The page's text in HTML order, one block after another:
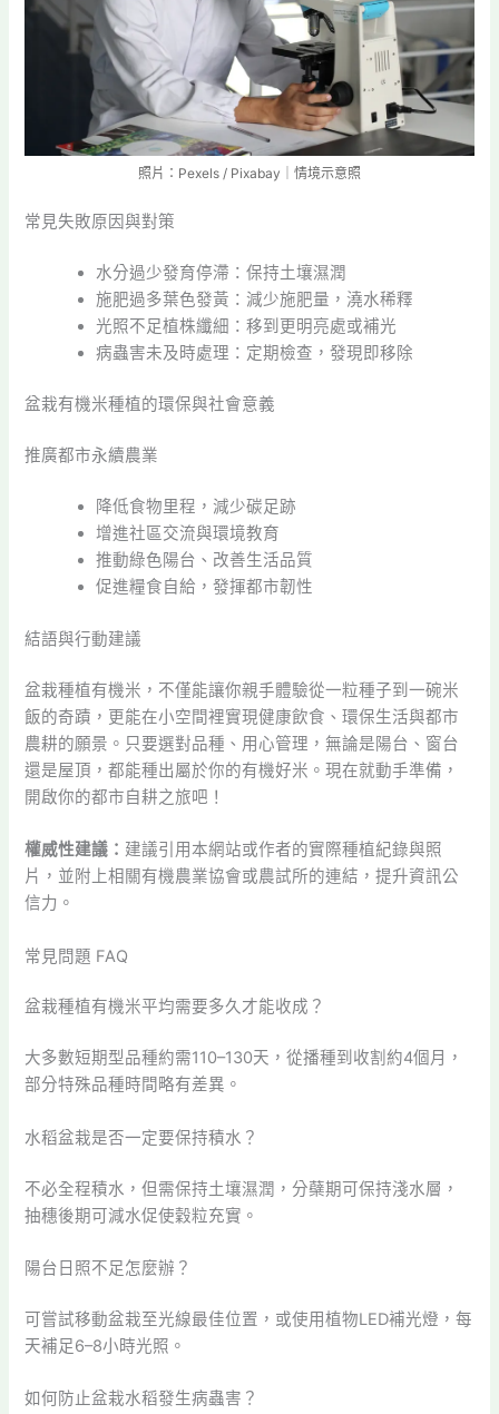
照片：Pexels / Pixabay｜情境示意照
常見失敗原因與對策
水分過少發育停滯：保持土壤濕潤
施肥過多葉色發黃：減少施肥量，澆水稀釋
光照不足植株纖細：移到更明亮處或補光
病蟲害未及時處理：定期檢查，發現即移除
盆栽有機米種植的環保與社會意義
推廣都市永續農業
降低食物里程，減少碳足跡
增進社區交流與環境教育
推動綠色陽台、改善生活品質
促進糧食自給，發揮都市韌性
結語與行動建議
盆栽種植有機米，不僅能讓你親手體驗從一粒種子到一碗米
飯的奇蹟，更能在小空間裡實現健康飲食、環保生活與都市
農耕的願景。只要選對品種、用心管理，無論是陽台、窗台
還是屋頂，都能種出屬於你的有機好米。現在就動手準備，
開啟你的都市自耕之旅吧！
權威性建議： 建議引用本網站或作者的實際種植紀錄與照
片，並附上相關有機農業協會或農試所的連結，提升資訊公
信力。
常見問題 FAQ
盆栽種植有機米平均需要多久才能收成？
大多數短期型品種約需110–130天，從播種到收割約4個月，
部分特殊品種時間略有差異。
水稻盆栽是否一定要保持積水？
不必全程積水，但需保持土壤濕潤，分蘗期可保持淺水層，
抽穗後期可減水促使穀粒充實。
陽台日照不足怎麼辦？
可嘗試移動盆栽至光線最佳位置，或使用植物LED補光燈，每
天補足6–8小時光照。
如何防止盆栽水稻發生病蟲害？